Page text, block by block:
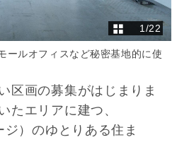
1 /22
ールオフィスなど秘密基地的に使
区画の募集がはじまりま
たエリアに建つ、
）のゆとりある住ま